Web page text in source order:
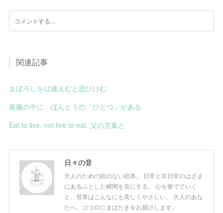
関連記事
まぼろしをば越えむと思ひけむ
葛藤の中に、ほんとうの「ひとつ」がある
Eat to live, not live to eat. 父の言葉と
日々の音
大人のための絵のない絵本。 日常と非日常のはざま
にあるふとした瞬間を音にする。 心を奏でていく
と、世界はこんなにも美しくやさしい。 大人のあな
たへ、ココロにまばたきをお届けします。